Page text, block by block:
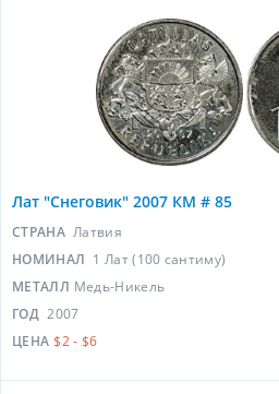
Лат "Снеговик" 2007 КМ # 85
СТРАНА Латвия
НОМИНАЛ 1 Лат (100 сантиму)
МЕТАЛЛ Медь-Никель
ГОД 2007
ЦЕНА $2 - $6